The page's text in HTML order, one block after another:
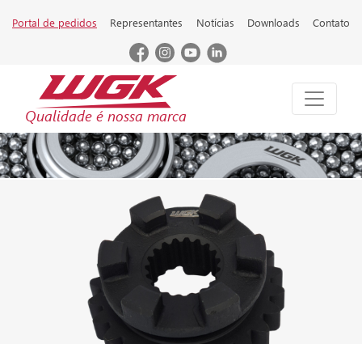
Portal de pedidos Representantes Notícias Downloads Contato
Qualidade é nossa marca